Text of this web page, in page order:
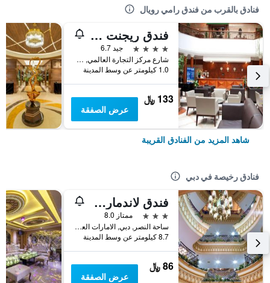
فنادق بالقرب من فندق رامي رويال
فندق ريجنت بالاس
4 نجوم
جيد 6.7
شارع مركز التجارة العالمي, دبي, الامارات العربية المتحدة
1.0 كيلومتر عن وسط المدينة
133 ﷼
عرض الصفقة
شاهد المزيد من الفنادق القريبة
فنادق رخيصة في دبي
فندق لاندمارك بلازا
3 نجوم
ممتاز 8.0
ساحة النصر, دبي, الامارات العربية المتحدة
8.7 كيلومتر عن وسط المدينة
86 ﷼
عرض الصفقة